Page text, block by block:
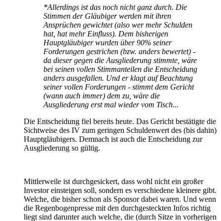
*Allerdings ist das noch nicht ganz durch. Die
Stimmen der Gläubiger werden mit ihren
Ansprüchen gewichtet (also wer mehr Schulden
hat, hat mehr Einfluss). Dem bisherigen
Hauptgläubiger wurden über 90% seiner
Forderungen gestrichen (bzw. anders bewertet) -
da dieser gegen die Ausgliederung stimmte, wäre
bei seinen vollen Stimmanteilen die Entscheidung
anders ausgefallen. Und er klagt auf Beachtung
seiner vollen Forderungen - stimmt dem Gericht
(wann auch immer) dem zu, wäre die
Ausgliederung erst mal wieder vom Tisch...
Die Entscheidung fiel bereits heute. Das Gericht bestätigte die
Sichtweise des IV zum geringen Schuldenwert des (bis dahin)
Hauptgläubigers. Demnach ist auch die Entscheidung zur
Ausgliederung so gültig.
Mittlerweile ist durchgesickert, dass wohl nicht ein großer
Investor einsteigen soll, sondern es verschiedene kleinere gibt.
Welche, die bisher schon als Sponsor dabei waren. Und wenn
die Regenbogenpresse mit den durchgesteckten Infos richtig
liegt sind darunter auch welche, die (durch Sitze in vorherigen